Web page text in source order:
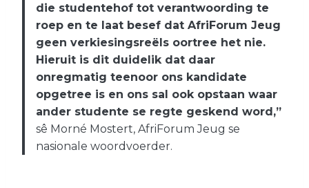
die studentehof tot verantwoording te
roep en te laat besef dat AfriForum Jeug
geen verkiesingsreëls oortree het nie.
Hieruit is dit duidelik dat daar
onregmatig teenoor ons kandidate
opgetree is en ons sal ook opstaan waar
ander studente se regte geskend word,”
sê Morné Mostert, AfriForum Jeug se
nasionale woordvoerder.